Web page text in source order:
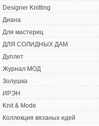
Designer Knitting
Диана
Для мастериц
ДЛЯ СОЛИДНЫХ ДАМ
Дуплет
Журнал МОД
Золушка
ИРЭН
Knit & Mode
Коллекция вязаных идей